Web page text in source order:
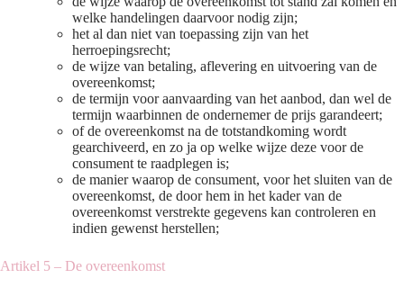
welke handelingen daarvoor nodig zijn;
het al dan niet van toepassing zijn van het
herroepingsrecht;
de wijze van betaling, aflevering en uitvoering van de
overeenkomst;
de termijn voor aanvaarding van het aanbod, dan wel de
termijn waarbinnen de ondernemer de prijs garandeert;
of de overeenkomst na de totstandkoming wordt
gearchiveerd, en zo ja op welke wijze deze voor de
consument te raadplegen is;
de manier waarop de consument, voor het sluiten van de
overeenkomst, de door hem in het kader van de
overeenkomst verstrekte gegevens kan controleren en
indien gewenst herstellen;
Artikel 5 – De overeenkomst